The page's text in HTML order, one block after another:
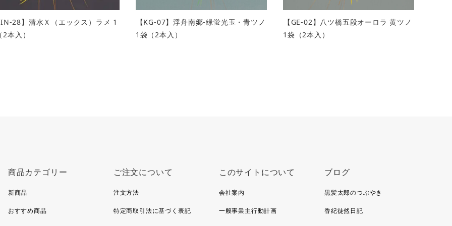
28】清水Ｘ（エックス）ラメ 1
本入）
【KG-07】浮舟南郷-緑蛍光玉・青ツノ
1袋（2本入）
【GE-02】八ツ橋五段オーロラ 黄ツノ
1袋（2本入）
商品カテゴリー
新商品
おすすめ商品
ご注文について
注文方法
特定商取引法に基づく表記
このサイトについて
会社案内
一般事業主行動計画
ブログ
黒髪太郎のつぶやき
香紀徒然日記